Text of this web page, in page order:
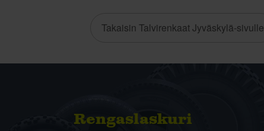
Takaisin Talvirenkaat Jyväskylä-sivulle
Rengas­laskuri